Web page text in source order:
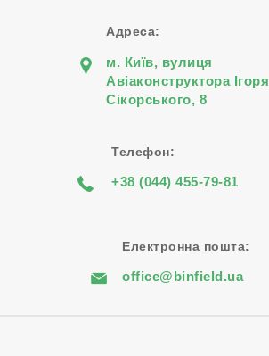
Адреса:
м. Київ, вулиця
Авіаконструктора Iгоря
Сiкорського, 8
Телефон:
+38 (044) 455-79-81
Електронна пошта:
office@binfield.ua